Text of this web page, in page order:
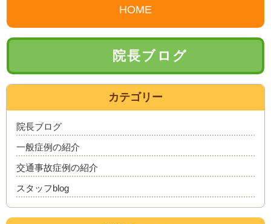
HOME
院長ブログ
カテゴリー
院長ブログ
一般症例の紹介
交通事故症例の紹介
スタッフblog